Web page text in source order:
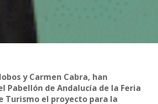
y Carmen Cabra, han
Pabellón de Andalucía de la Feria
Turismo el proyecto para la